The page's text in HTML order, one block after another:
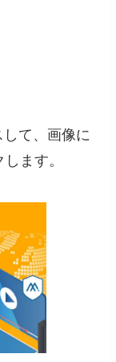
て、画像に
ます。